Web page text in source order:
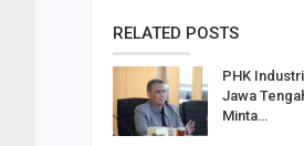
RELATED POSTS
PHK
Jawa
Minta…